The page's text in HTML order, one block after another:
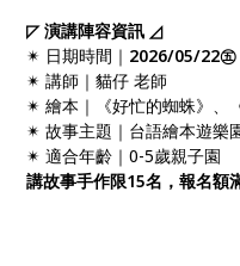
◸ 演講陣容資訊 ◿
✴ 日期時間｜ 2026/05/22
✴ 講師｜貓仔 老師
✴ 繪本｜《好忙的蜘蛛》、
✴ 故事主題｜台語繪本遊樂
✴ 適合年齡｜0-5歲親子園
講故事手作限15名，報名額